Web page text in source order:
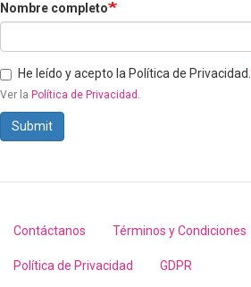
Nombre completo
He leído y acepto la Política de Privacidad.
Ver la Política de Privacidad .
Submit
Footer
menu
Contáctanos Términos y Condiciones
Política de Privacidad GDPR